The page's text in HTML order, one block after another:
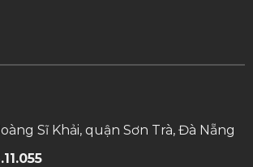
Sĩ Khải, quận Sơn Trà, Đà Nẵng